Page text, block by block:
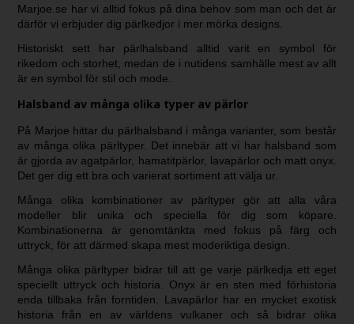
Marjoe.se har vi alltid fokus på dina behov som man och det är
därför vi erbjuder dig pärlkedjor i mer mörka designs.
Historiskt sett har pärlhalsband alltid varit en symbol för
rikedom och storhet, medan de i nutidens samhälle mest av allt
är en symbol för stil och mode.
Halsband av många olika typer av pärlor
På Marjoe hittar du pärlhalsband i många varianter, som består
av många olika pärltyper. Det innebär att vi har halsband som
är gjorda av agatpärlor, hamatitpärlor, lavapärlor och matt onyx.
Det ger dig ett bra och varierat sortiment att välja ur.
Många olika kombinationer av pärltyper gör att alla våra
modeller blir unika och speciella för dig som köpare.
Kombinationerna är genomtänkta med fokus på färg och
uttryck, för att därmed skapa mest moderiktiga design.
Många olika pärltyper bidrar till att ge varje pärlkedja ett eget
speciellt uttryck och historia. Onyx är en sten med förhistoria
enda tillbaka från forntiden. Lavapärlor har en mycket exotisk
historia från en av världens vulkaner och så bidrar olika